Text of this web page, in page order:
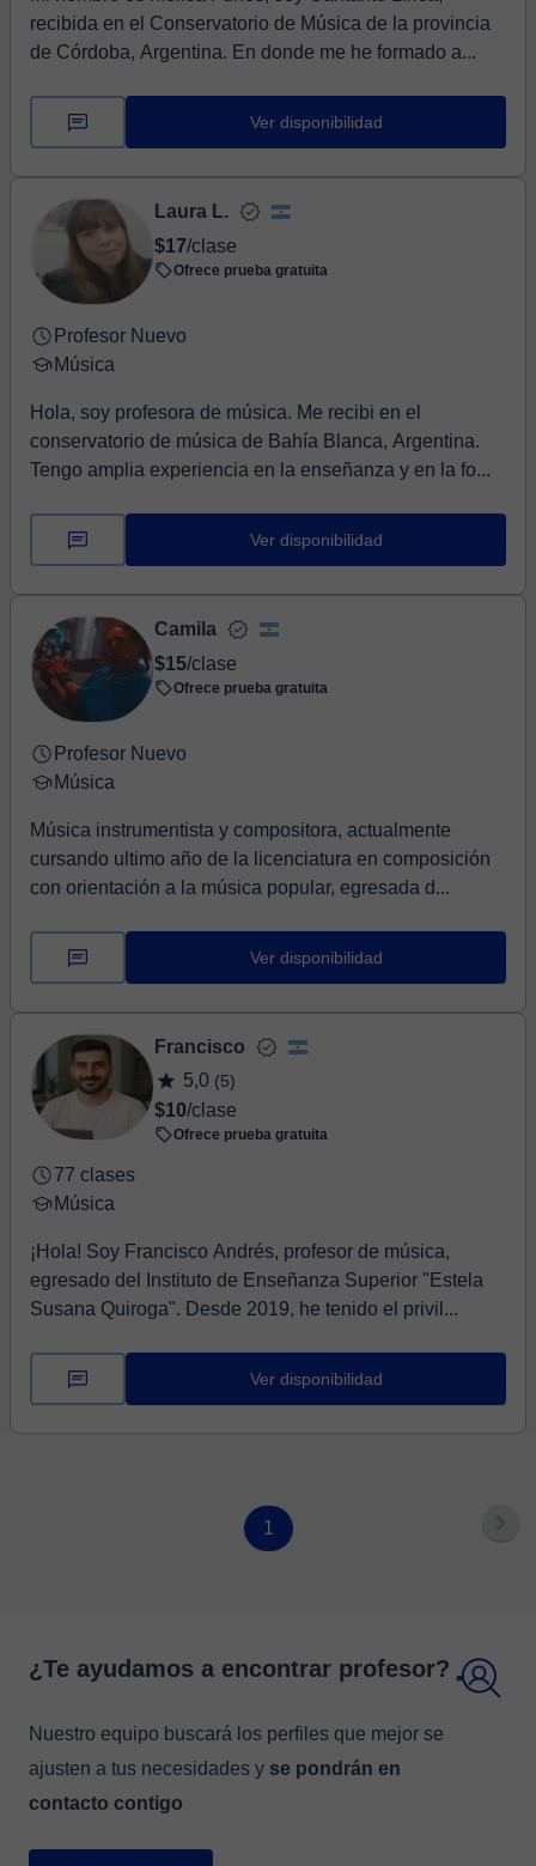
recibida en el Conservatorio de Música de la provincia
de Córdoba, Argentina. En donde me he formado a...
Ver disponibilidad
Laura L.
$17/clase
Ofrece prueba gratuita
Profesor Nuevo
Música
Hola, soy profesora de música. Me recibi en el
conservatorio de música de Bahía Blanca, Argentina.
Tengo amplia experiencia en la enseñanza y en la fo...
Ver disponibilidad
Camila
$15/clase
Ofrece prueba gratuita
Profesor Nuevo
Música
Música instrumentista y compositora, actualmente
cursando ultimo año de la licenciatura en composición
con orientación a la música popular, egresada d...
Ver disponibilidad
Francisco
5,0 (5)
$10/clase
Ofrece prueba gratuita
77 clases
Música
¡Hola! Soy Francisco Andrés, profesor de música,
egresado del Instituto de Enseñanza Superior "Estela
Susana Quiroga". Desde 2019, he tenido el privil...
Ver disponibilidad
1
¿Te ayudamos a encontrar profesor?
Nuestro equipo buscará los perfiles que mejor se
ajusten a tus necesidades y se pondrán en
contacto contigo